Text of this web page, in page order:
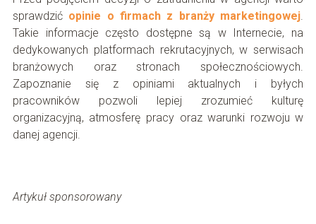
sprawdzić opinie o firmach z branży marketingowej.
Takie informacje często dostępne są w Internecie, na
dedykowanych platformach rekrutacyjnych, w serwisach
branżowych oraz stronach społecznościowych.
Zapoznanie się z opiniami aktualnych i byłych
pracowników pozwoli lepiej zrozumieć kulturę
organizacyjną, atmosferę pracy oraz warunki rozwoju w
danej agencji.
Artykuł sponsorowany